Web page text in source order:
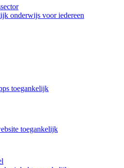
onderwijs voor iedereen
toegankelijk
toegankelijk